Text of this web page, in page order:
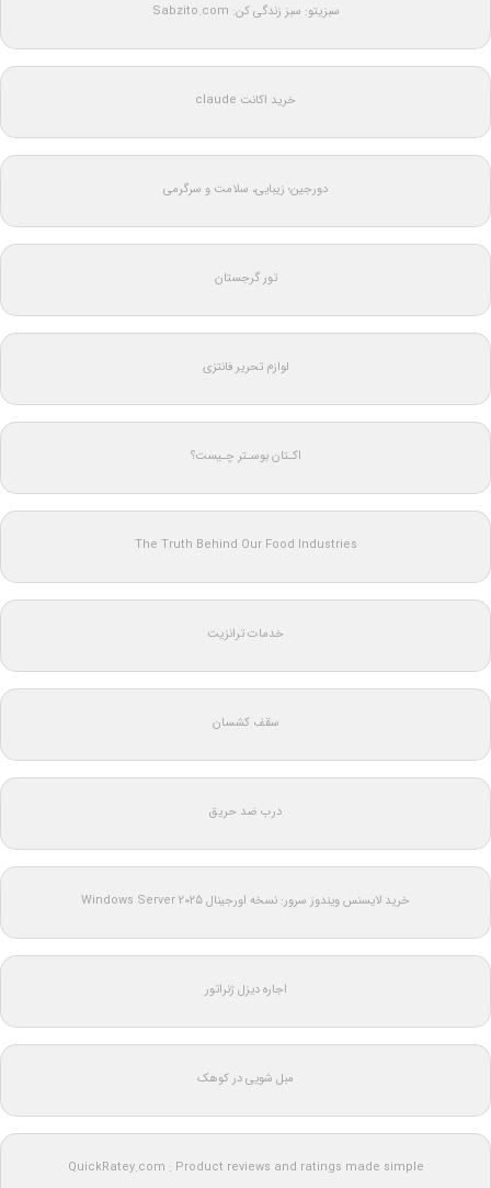
سبزیتو: سبز زندگی کن: Sabzito.com
خرید اکانت claude
دورجین؛ زیبایی، سلامت و سرگرمی
تور گرجستان
لوازم تحریر فانتزی
اکـتان بوسـتر چـیست؟
The Truth Behind Our Food Industries
خدمات ترانزیت
سقف کشسان
درب ضد حریق
خرید لایسنس ویندوز سرور: نسخه اورجینال Windows Server 2025
اجاره دیزل ژنراتور
مبل شویی در کوهک
QuickRatey.com : Product reviews and ratings made simple